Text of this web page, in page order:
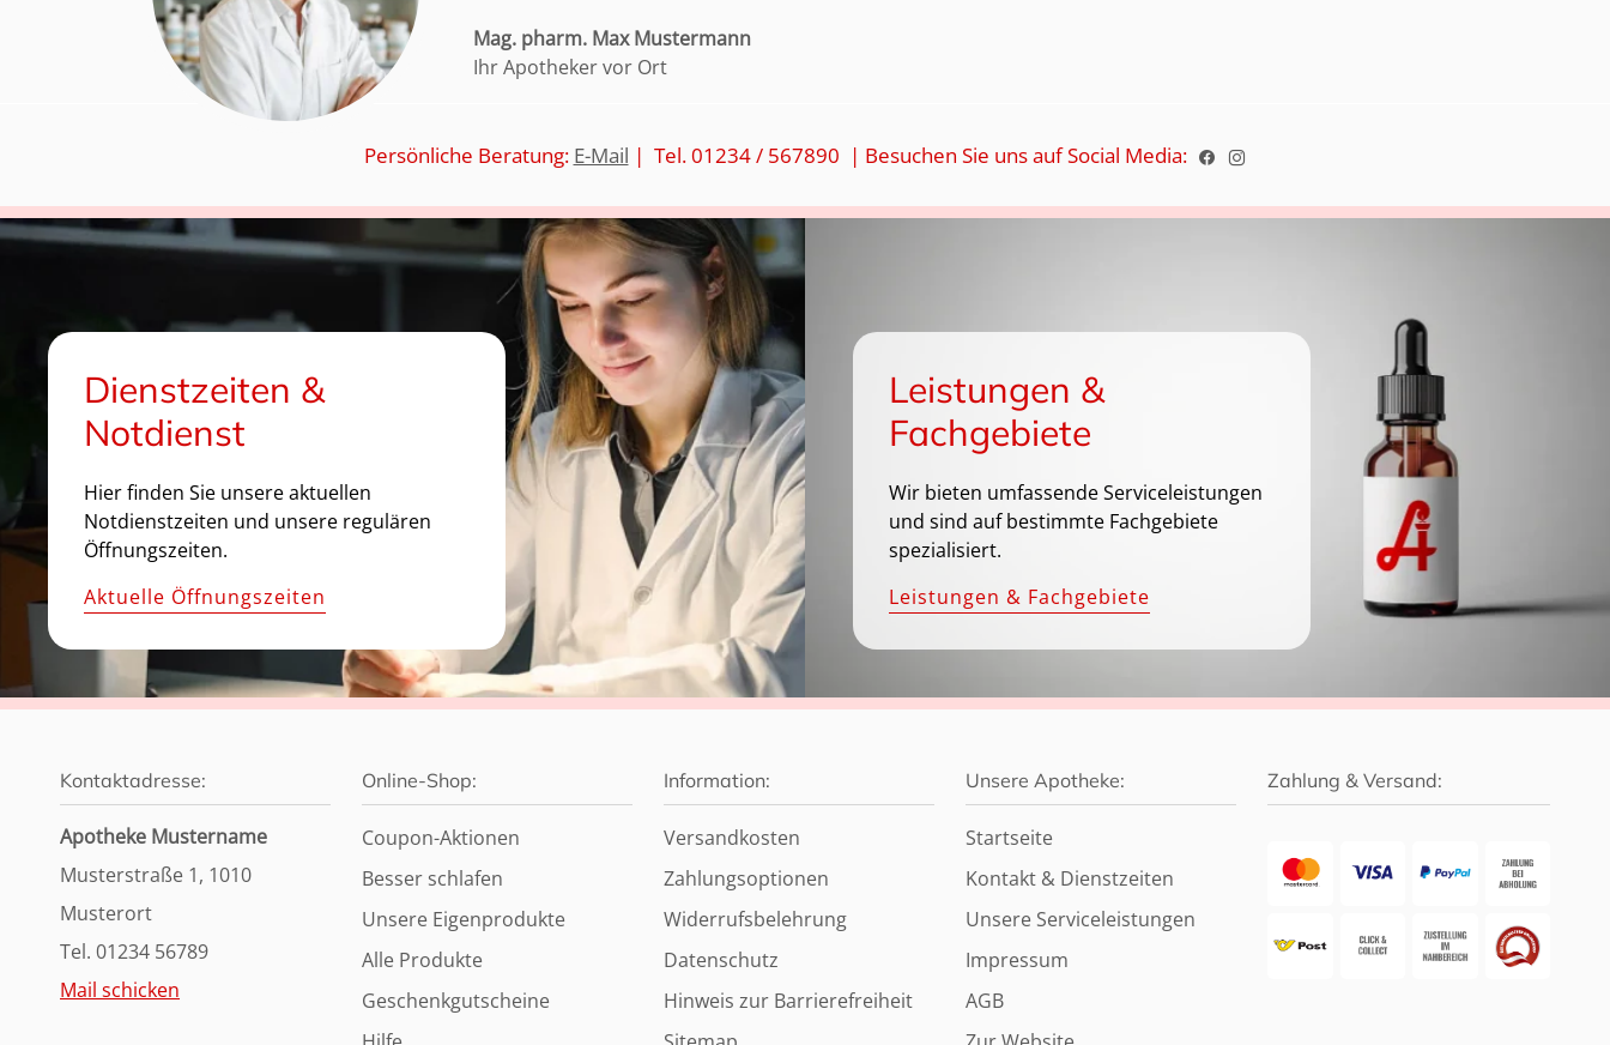
Mag. pharm. Max Mustermann
Ihr Apotheker vor Ort
Persönliche Beratung: E-Mail | Tel. 01234 / 567890 | Besuchen Sie uns auf Social Media:
Dienstzeiten &
Notdienst
Hier finden Sie unsere aktuellen
Notdienstzeiten und unsere regulären
Öffnungszeiten.
Aktuelle Öffnungszeiten
Leistungen &
Fachgebiete
Wir bieten umfassende Serviceleistungen
und sind auf bestimmte Fachgebiete
spezialisiert.
Leistungen & Fachgebiete
Kontaktadresse:
Apotheke Mustername
Musterstraße 1, 1010
Musterort
Tel. 01234 56789
Mail schicken
Online-Shop:
Coupon-Aktionen
Besser schlafen
Unsere Eigenprodukte
Alle Produkte
Geschenkgutscheine
Information:
Versandkosten
Zahlungsoptionen
Widerrufsbelehrung
Datenschutz
Hinweis zur Barrierefreiheit
Unsere Apotheke:
Startseite
Kontakt & Dienstzeiten
Unsere Serviceleistungen
Impressum
AGB
Zahlung & Versand: